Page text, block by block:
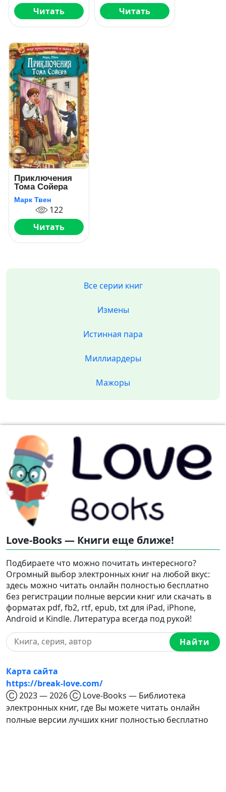
Читать
Читать
Приключения
Тома Сойера
Марк Твен
122
Читать
Все серии книг
Измены
Истинная пара
Миллиардеры
Мажоры
Love-Books — Книги еще ближе!
Подбираете что можно почитать интересного?
Огромный выбор электронных книг на любой вкус:
здесь можно читать онлайн полностью бесплатно
без регистрации полные версии книг или скачать в
форматах pdf, fb2, rtf, epub, txt для iPad, iPhone,
Android и Kindle. Литература всегда под рукой!
Найти
Карта сайта
https://break-love.com/
Ⓒ 2023 — 2026 Ⓒ Love-Books — Библиотека
электронных книг, где Вы можете читать онлайн
полные версии лучших книг полностью бесплатно